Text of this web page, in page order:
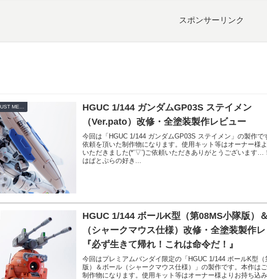
スポンサーリンク
HGUC 1/144 ガンダムGP03S ステイメン
（Ver.pato）改修・全塗装製作レビュー
今回は「HGUC 1/144 ガンダムGP03S ステイメン」の製作で
依頼を頂いた制作物になります。使用キット等はオーナー様
いただきました(*’▽’)ご依頼いただきありがとうございます…
はぱとぷらの好き...
HGUC 1/144 ボールK型（第08MS小隊版）
（シャークマウス仕様）改修・全塗装製作
『必ず生きて帰れ！これは命令だ！』
今回はプレミアムバンダイ限定の「HGUC 1/144 ボールK型
版）＆ボール（シャークマウス仕様）」の製作です。本作は
制作物になります。使用キット等はオーナー様よりお持ち込